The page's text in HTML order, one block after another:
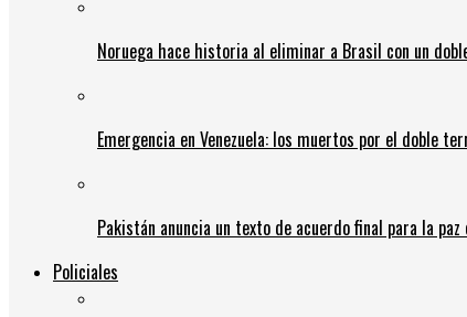
Noruega hace historia al eliminar a Brasil con un
Emergencia en Venezuela: los muertos por el doble
Pakistán anuncia un texto de acuerdo final para la paz
Policiales